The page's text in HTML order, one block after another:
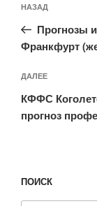
по
записям
Предыдущая
запись:
НАЗАД
Прогнозы
Франкфурт
Следующая
запись
ДАЛЕЕ
КФФС
прогноз
ПОИСК